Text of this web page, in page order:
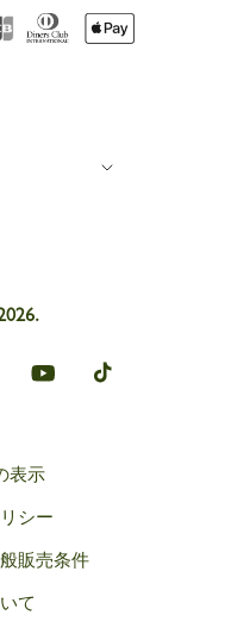
Longchamp
on
Longchamp
on
表示
シー
販売条件
て